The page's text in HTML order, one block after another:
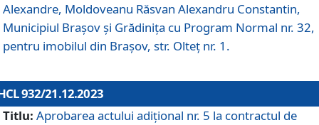
Alexandre, Moldoveanu Răsvan Alexandru Constantin,
Municipiul Braşov şi Grădinița cu Program Normal nr. 32,
pentru imobilul din Brașov, str. Olteț nr. 1.
932/21.12.2023
Titlu: Aprobarea actului adițional nr. 5 la contractul de